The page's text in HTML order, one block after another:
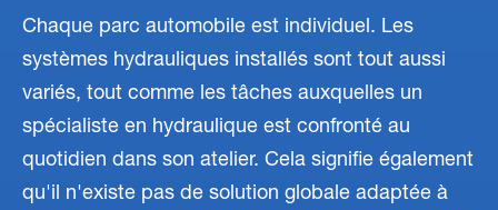
Chaque parc automobile est individuel. Les
systèmes hydrauliques installés sont tout aussi
variés, tout comme les tâches auxquelles un
spécialiste en hydraulique est confronté au
quotidien dans son atelier. Cela signifie également
qu'il n'existe pas de solution globale adaptée à